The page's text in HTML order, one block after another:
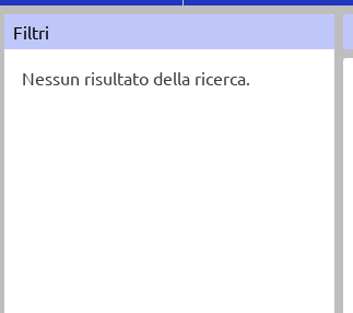
Filtri
Nessun risultato della ricerca.